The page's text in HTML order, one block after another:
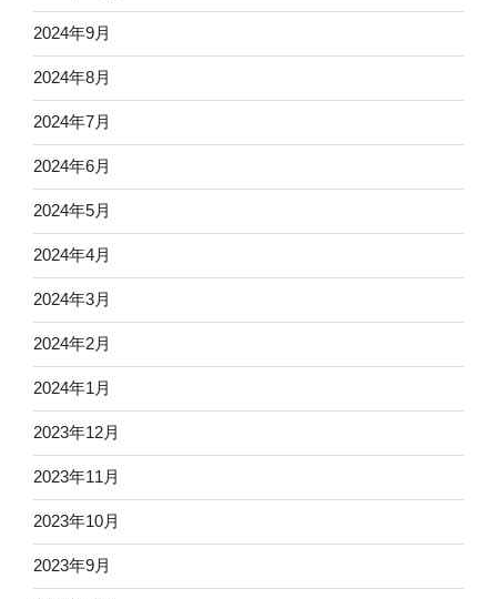
2024年9月
2024年8月
2024年7月
2024年6月
2024年5月
2024年4月
2024年3月
2024年2月
2024年1月
2023年12月
2023年11月
2023年10月
2023年9月